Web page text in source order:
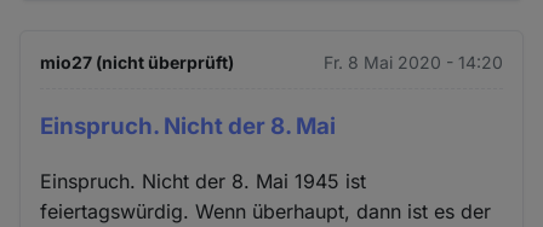
mio27 (nicht überprüft) Fr. 8 Mai 2020 - 14:20
Einspruch. Nicht der 8. Mai
Einspruch. Nicht der 8. Mai 1945 ist
feiertagswürdig. Wenn überhaupt, dann ist es der